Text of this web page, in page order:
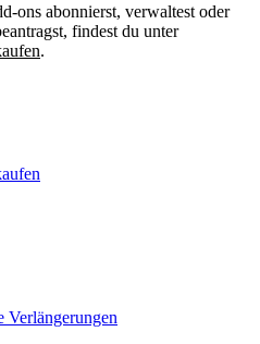
ons abonnierst, verwaltest oder
findest du unter
.
Verlängerungen